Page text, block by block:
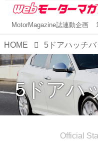
MotorMagazine誌連動企画
HOME 5ドアハッチバ
5ドアハ
Official